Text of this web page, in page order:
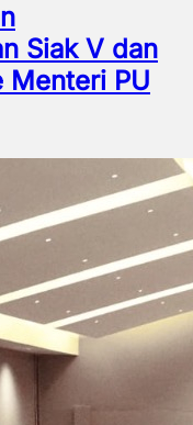
Siak V dan
Menteri PU